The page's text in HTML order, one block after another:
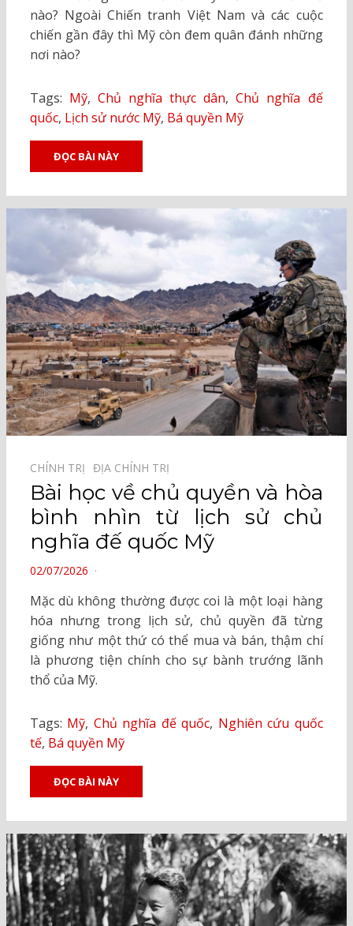
nào? Ngoài Chiến tranh Việt Nam và các cuộc
chiến gần đây thì Mỹ còn đem quân đánh những
nơi nào?
Tags: Mỹ, Chủ nghĩa thực dân,Chủ nghĩa đế
quốc, Lịch sử nước Mỹ, Bá quyền Mỹ
ĐỌC BÀI NÀY
CHÍNH TRỊ⠀ ĐỊA CHÍNH TRỊ⠀
Bài học về chủ quyền và hòa
bình nhìn từ lịch sử chủ
nghĩa đế quốc Mỹ
POSTED
02/07/2026
Mặc dù không thường được coi là một loại hàng
hóa nhưng trong lịch sử, chủ quyền đã từng
giống như một thứ có thể mua và bán, thậm chí
là phương tiện chính cho sự bành trướng lãnh
thổ của Mỹ.
Tags: Mỹ, Chủ nghĩa đế quốc, Nghiên cứu quốc
tế, Bá quyền Mỹ
ĐỌC BÀI NÀY